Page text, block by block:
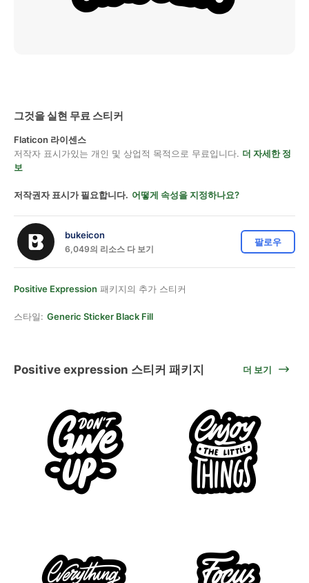
그것을 실현 무료 스티커
Flaticon 라이센스
저작자 표시가있는 개인 및 상업적 목적으로 무료입니다. 더 자세한 정
보
저작권자 표시가 필요합니다. 어떻게 속성을 지정하나요?
bukeicon
6,049의 리소스 다 보기
팔로우
Positive Expression 패키지의 추가 스티커
스타일: Generic Sticker Black Fill
Positive expression 스티커 패키지 더 보기